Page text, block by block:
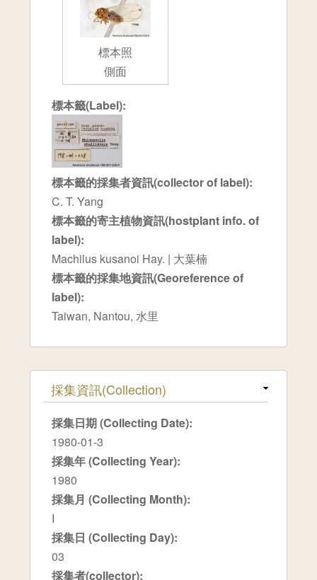
標本照
側面
標本籤(Label):
標本籤的採集者資訊(collector of label):
C. T. Yang
標本籤的寄主植物資訊(hostplant info. of
label):
Machilus kusanoi Hay. | 大葉楠
標本籤的採集地資訊(Georeference of
label):
Taiwan, Nantou, 水里
隱藏
採集資訊(Collection)
採集日期 (Collecting Date):
1980-01-3
採集年 (Collecting Year):
1980
採集月 (Collecting Month):
I
採集日 (Collecting Day):
03
採集者(collector):